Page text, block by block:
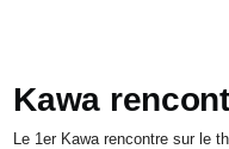
Kawa
Le 1er Kawa rencontre sur le